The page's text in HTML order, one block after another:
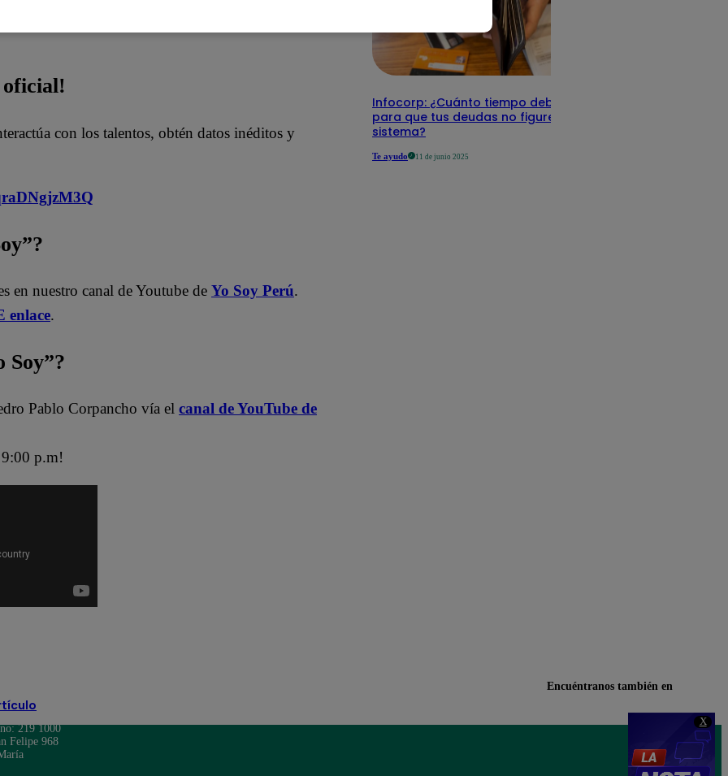
X
lugares rumbo a la gran final de “Yo Soy
oficial!
con los talentos, obtén datos inéditos y
en nuestro canal de Youtube de Yo Soy Perú.
enlace.
Soy”?
Pablo Corpancho vía el canal de YouTube de
p.m!
Infocorp: ¿Cuánto tiempo debe pasar
para que tus deudas no figuren en su
sistema?
Te ayudo 11 de junio 2025
Encuéntranos también en
219 1000
Felipe 968